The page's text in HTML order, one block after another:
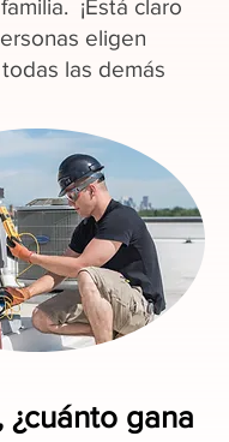
¡Está claro
eligen
las demás
¿cuánto gana